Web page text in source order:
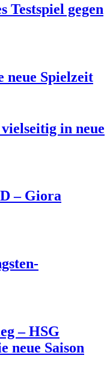
Testspiel gegen
neue Spielzeit
in neue
– Giora
– HSG
neue Saison